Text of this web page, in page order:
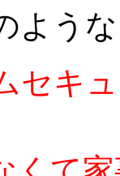
よう
セキ